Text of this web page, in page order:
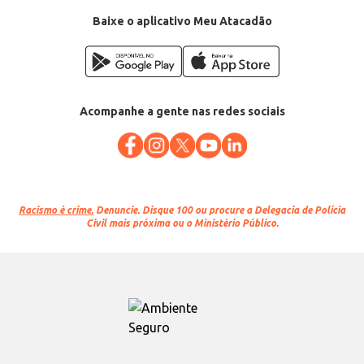
Baixe o aplicativo Meu Atacadão
Acompanhe a gente nas redes sociais
Racismo é crime. Denuncie. Disque 100 ou procure a Delegacia de Polícia
Civil mais próxima ou o Ministério Público.